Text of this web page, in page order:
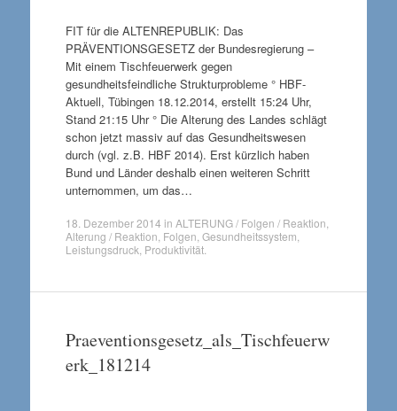
FIT für die ALTENREPUBLIK: Das
PRÄVENTIONSGESETZ der Bundesregierung –
Mit einem Tischfeuerwerk gegen
gesundheitsfeindliche Strukturprobleme ° HBF-
Aktuell, Tübingen 18.12.2014, erstellt 15:24 Uhr,
Stand 21:15 Uhr ° Die Alterung des Landes schlägt
schon jetzt massiv auf das Gesundheitswesen
durch (vgl. z.B. HBF 2014). Erst kürzlich haben
Bund und Länder deshalb einen weiteren Schritt
unternommen, um das…
18. Dezember 2014 in ALTERUNG / Folgen / Reaktion
Alterung / Reaktion Folgen Gesundheitssystem
Leistungsdruck Produktivität.
Praeventionsgesetz_als_Tischfeuerw
erk_181214